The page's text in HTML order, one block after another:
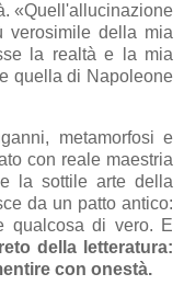
«Quell'allucinazione
verosimile della mia
la realtà e la mia
quella di Napoleone
metamorfosi e
con reale maestria
la sottile arte della
da un patto antico:
qualcosa di vero. E
della letteratura:
con onestà.